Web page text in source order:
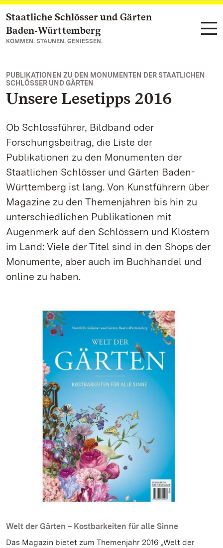
Zum Hauptinhalt springen
Staatliche Schlösser und Gärten
Baden‑Württemberg
KOMMEN. STAUNEN. GENIESSEN.
PUBLIKATIONEN ZU DEN MONUMENTEN DER STAATLICHEN
SCHLÖSSER UND GÄRTEN
Unsere Lesetipps 2016
Ob Schlossführer, Bildband oder
Forschungsbeitrag, die Liste der
Publikationen zu den Monumenten der
Staatlichen Schlösser und Gärten Baden-
Württemberg ist lang. Von Kunstführern über
Magazine zu den Themenjahren bis hin zu
unterschiedlichen Publikationen mit
Augenmerk auf den Schlössern und Klöstern
im Land: Viele der Titel sind in den Shops der
Monumente, aber auch im Buchhandel und
online zu haben.
Welt der Gärten – Kostbarkeiten für alle Sinne
Das Magazin bietet zum Themenjahr 2016 „Welt der